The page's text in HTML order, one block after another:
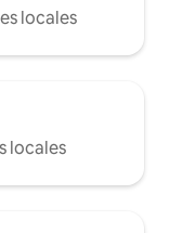
locales
locales